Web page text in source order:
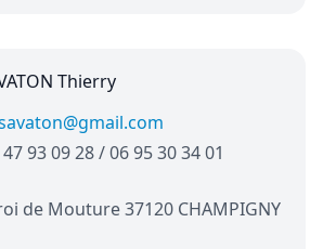
Thierry
93 09 28 / 06 95 30 34 01
de Mouture 37120 CHAMPIGNY